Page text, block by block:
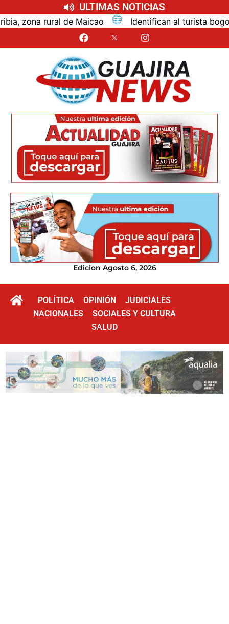
ULTIMAS NOTICIAS
Identifican al turista bogotano que murió por
Edicion Agosto 6, 2026
POLÍTICA OPINIÓN
JUDICIALES
NACIONALES
SOCIALES Y CULTURA
SALUD